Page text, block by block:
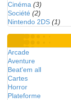
Cinéma (3)
Société (2)
Nintendo 2DS (1)
Arcade
Aventure
Beat'em all
Cartes
Horror
Plateforme